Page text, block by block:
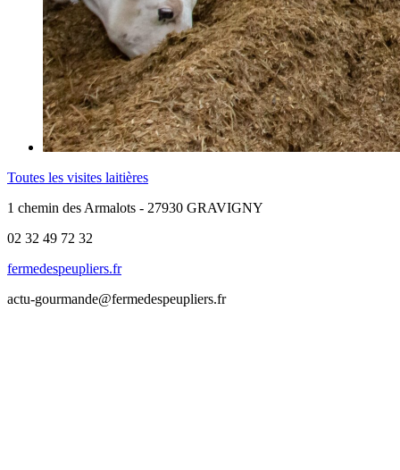
Toutes les visites laitières
1 chemin des Armalots - 27930 GRAVIGNY
02 32 49 72 32
fermedespeupliers.fr
actu-gourmande@fermedespeupliers.fr